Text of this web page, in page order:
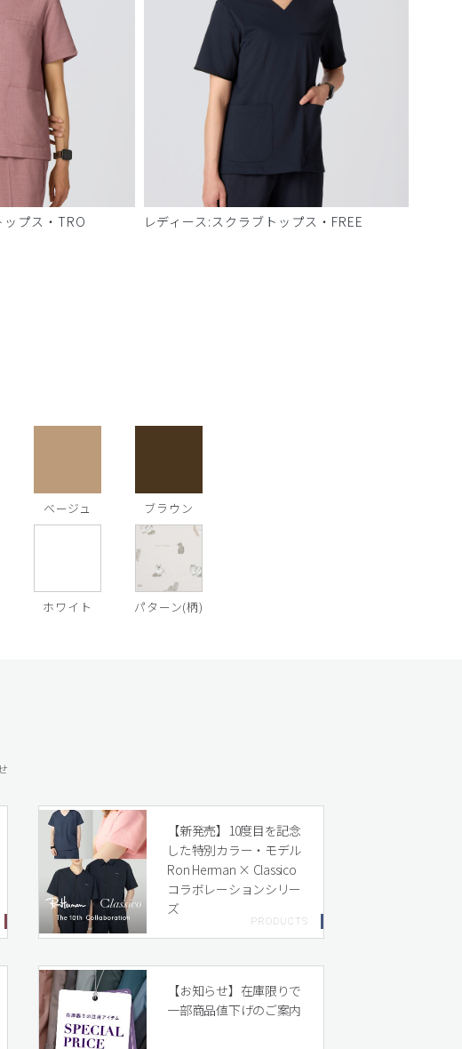
ップス・TRO レディース:スクラブトップス・FREE
ベージュ ブラウン
ホワイト パターン(柄)
【新発売】10度目を記念
した特別カラー・モデル
Ron Herman × Classico
コラボレーションシリー
ズ
【お知らせ】在庫限りで
一部商品値下げのご案内